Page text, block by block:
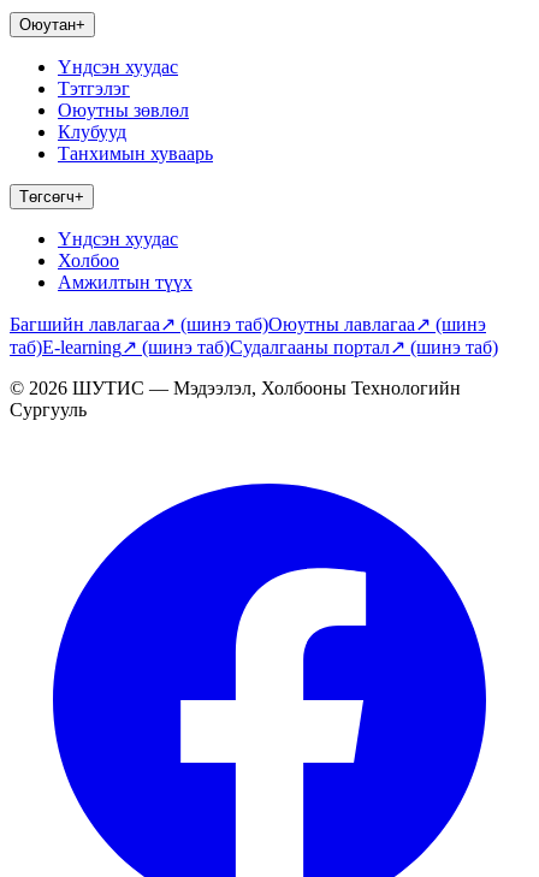
Оюутан+
Үндсэн хуудас
Тэтгэлэг
Оюутны зөвлөл
Клубууд
Танхимын хуваарь
Төгсөгч+
Үндсэн хуудас
Холбоо
Амжилтын түүх
Багшийн лавлагаа↗ (шинэ таб)Оюутны лавлагаа↗ (шинэ
таб)E-learning↗ (шинэ таб)Судалгааны портал↗ (шинэ таб)
© 2026 ШУТИС — Мэдээлэл, Холбооны Технологийн
Сургууль